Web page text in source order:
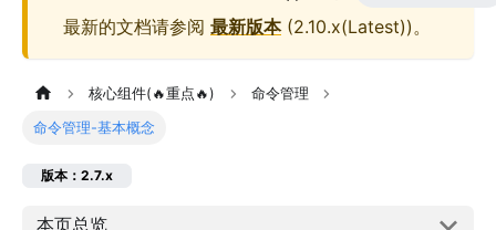
最新的文档请参阅 最新版本(2.10.x(Latest))。
核心组件(🔥重点🔥) 命令管理
命令管理-基本概念
版本：2.7.x
本页总览